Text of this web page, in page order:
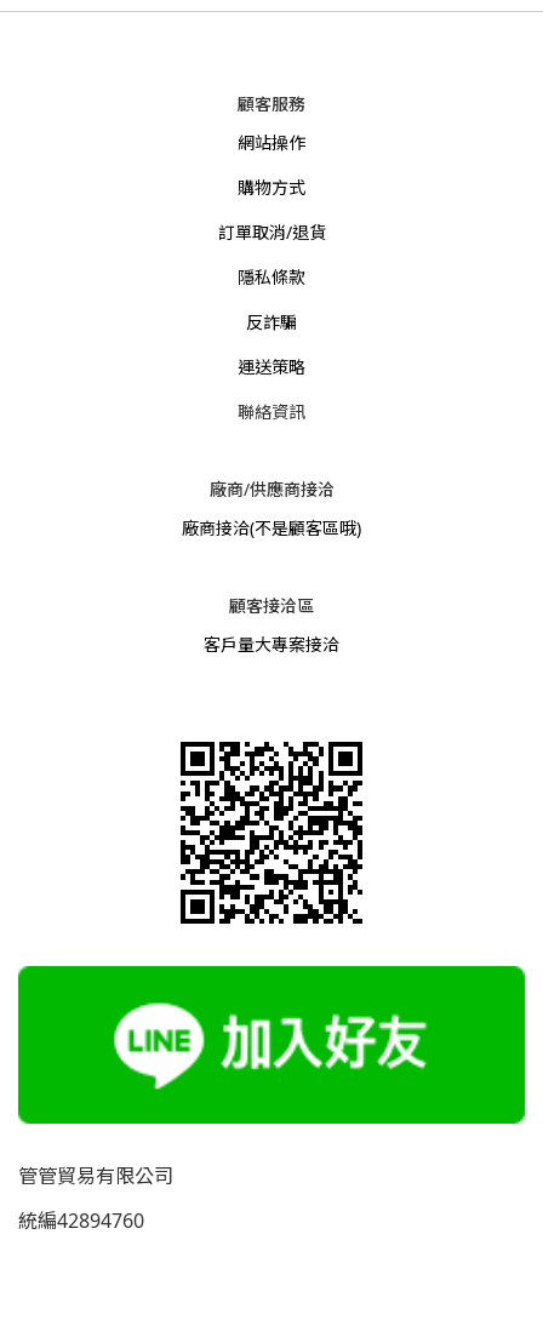
顧客服務
網站操作
購物方式
訂單取消/退貨
隱私條款
反詐騙
運送策略
聯絡資訊
廠商/供應商接洽
廠商接洽(不是顧客區哦)
顧客接洽區
客戶量大專案接洽
管管貿易有限公司
統編42894760